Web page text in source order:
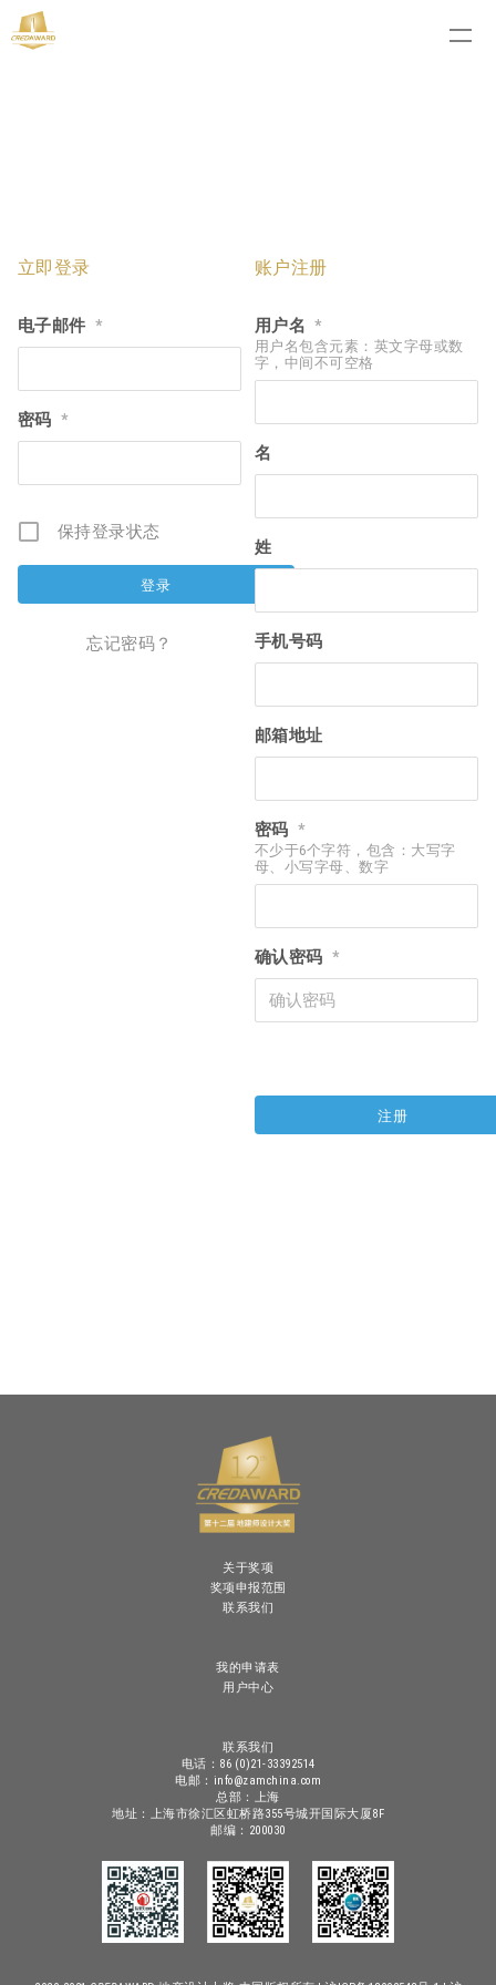
立即登录
电子邮件 *
密码 *
保持登录状态
忘记密码？
账户注册
用户名 *
用户名包含元素：英文字母或数
字，中间不可空格
名
姓
手机号码
邮箱地址
密码 *
不少于6个字符，包含：大写字
母、小写字母、数字
确认密码 *
关于奖项
奖项申报范围
联系我们
我的申请表
用户中心
联系我们
电话：86 (0)21-33392514
电邮：info@zamchina.com
总部：上海
地址：上海市徐汇区虹桥路355号城开国际大厦8F
邮编：200030